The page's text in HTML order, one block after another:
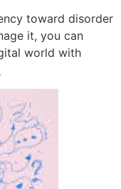
toward disorder
it, you can
world with